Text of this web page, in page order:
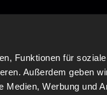
Funktionen für
Außerdem geben
Werbung und